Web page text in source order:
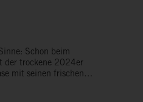
Schon beim
der trockene 2024er
mit seinen frischen